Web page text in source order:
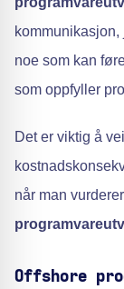
noe som kan
som oppfyller
Det er viktig å
når man vurderer
Offshore